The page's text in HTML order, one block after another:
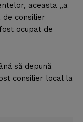
aceasta „a
de consilier
ocupat de
să depună
consilier local la